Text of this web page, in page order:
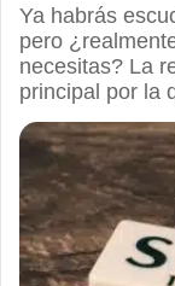
Ya habrás
pero
necesitas? La
principal por la